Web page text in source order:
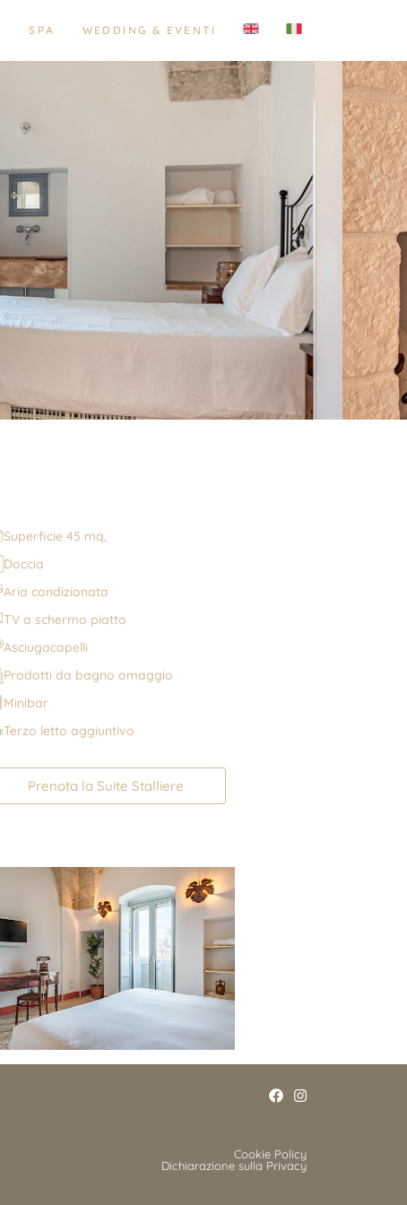
SPA WEDDING & EVENTI
Superficie 45 mq,
Doccia
Aria condizionata
TV a schermo piatto
Asciugacapelli
Prodotti da bagno omaggio
Minibar
Terzo letto aggiuntivo
Prenota la Suite Stalliere
Cookie Policy
Dichiarazione sulla Privacy